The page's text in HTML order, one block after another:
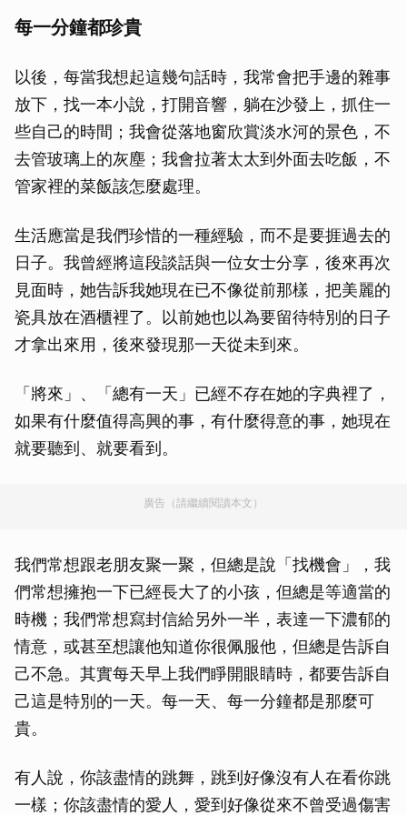
每一分鐘都珍貴
以後，每當我想起這幾句話時，我常會把手邊的雜事
放下，找一本小說，打開音響，躺在沙發上，抓住一
些自己的時間；我會從落地窗欣賞淡水河的景色，不
去管玻璃上的灰塵；我會拉著太太到外面去吃飯，不
管家裡的菜飯該怎麼處理。
生活應當是我們珍惜的一種經驗，而不是要捱過去的
日子。我曾經將這段談話與一位女士分享，後來再次
見面時，她告訴我她現在已不像從前那樣，把美麗的
瓷具放在酒櫃裡了。以前她也以為要留待特別的日子
才拿出來用，後來發現那一天從未到來。
「將來」、「總有一天」已經不存在她的字典裡了，
如果有什麼值得高興的事，有什麼得意的事，她現在
就要聽到、就要看到。
廣告（請繼續閱讀本文）
我們常想跟老朋友聚一聚，但總是說「找機會」，我
們常想擁抱一下已經長大了的小孩，但總是等適當的
時機；我們常想寫封信給另外一半，表達一下濃郁的
情意，或甚至想讓他知道你很佩服他，但總是告訴自
己不急。其實每天早上我們睜開眼睛時，都要告訴自
己這是特別的一天。每一天、每一分鐘都是那麼可
貴。
有人說，你該盡情的跳舞，跳到好像沒有人在看你跳
一樣；你該盡情的愛人，愛到好像從來不曾受過傷害